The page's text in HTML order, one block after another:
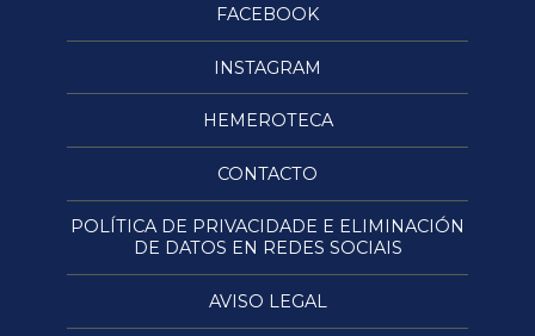
FACEBOOK
INSTAGRAM
HEMEROTECA
CONTACTO
POLÍTICA DE PRIVACIDADE E ELIMINACIÓN
DE DATOS EN REDES SOCIAIS
AVISO LEGAL